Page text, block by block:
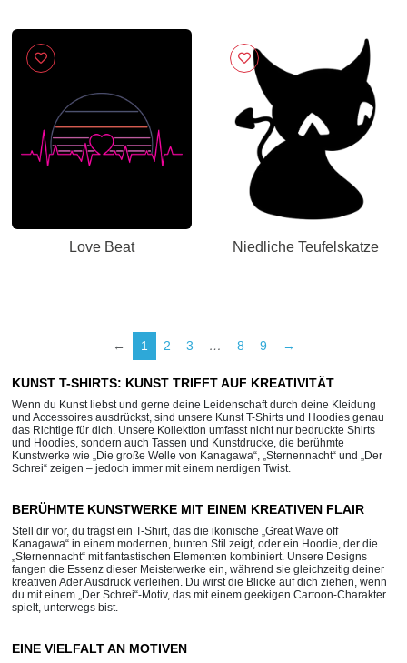
Love Beat Niedliche Teufelskatze
← 1 2 3 … 8 9 →
KUNST T-SHIRTS: KUNST TRIFFT AUF KREATIVITÄT
Wenn du Kunst liebst und gerne deine Leidenschaft durch deine Kleidung
und Accessoires ausdrückst, sind unsere Kunst T-Shirts und Hoodies genau
das Richtige für dich. Unsere Kollektion umfasst nicht nur bedruckte Shirts
und Hoodies, sondern auch Tassen und Kunstdrucke, die berühmte
Kunstwerke wie „Die große Welle von Kanagawa“, „Sternennacht“ und „Der
Schrei“ zeigen – jedoch immer mit einem nerdigen Twist.
BERÜHMTE KUNSTWERKE MIT EINEM KREATIVEN FLAIR
Stell dir vor, du trägst ein T-Shirt, das die ikonische „Great Wave off
Kanagawa“ in einem modernen, bunten Stil zeigt, oder ein Hoodie, der die
„Sternennacht“ mit fantastischen Elementen kombiniert. Unsere Designs
fangen die Essenz dieser Meisterwerke ein, während sie gleichzeitig deiner
kreativen Ader Ausdruck verleihen. Du wirst die Blicke auf dich ziehen, wenn
du mit einem „Der Schrei“-Motiv, das mit einem geekigen Cartoon-Charakter
spielt, unterwegs bist.
EINE VIELFALT AN MOTIVEN